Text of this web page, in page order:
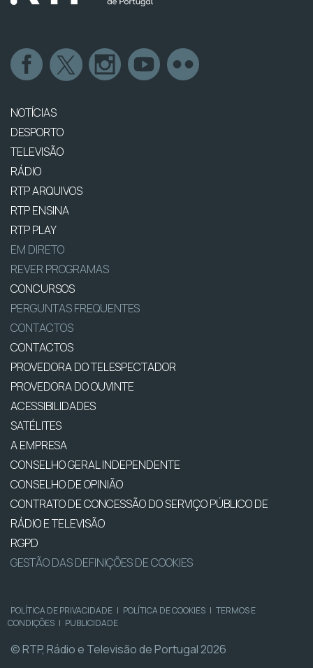
NOTÍCIAS
DESPORTO
TELEVISÃO
RÁDIO
RTP ARQUIVOS
RTP ENSINA
RTP PLAY
EM DIRETO
REVER PROGRAMAS
CONCURSOS
PERGUNTAS FREQUENTES
CONTACTOS
CONTACTOS
PROVEDORA DO TELESPECTADOR
PROVEDORA DO OUVINTE
ACESSIBILIDADES
SATÉLITES
A EMPRESA
CONSELHO GERAL INDEPENDENTE
CONSELHO DE OPINIÃO
CONTRATO DE CONCESSÃO DO SERVIÇO PÚBLICO DE
RÁDIO E TELEVISÃO
RGPD
GESTÃO DAS DEFINIÇÕES DE COOKIES
POLÍTICA DE PRIVACIDADE | POLÍTICA DE COOKIES | TERMOS E
CONDIÇÕES | PUBLICIDADE
© RTP, Rádio e Televisão de Portugal 2026